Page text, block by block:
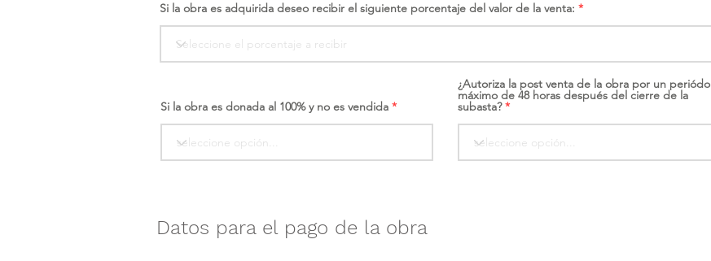
Si la obra es adquirida deseo recibir el siguiente porcentaje del valor de la venta:
Si la obra es donada al 100% y no es vendida
¿Autoriza la post venta de la obra por un periódo
máximo de 48 horas después del cierre de la
subasta?
Datos para el pago de la obra